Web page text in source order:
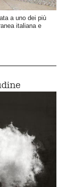
a uno dei più
italiana e